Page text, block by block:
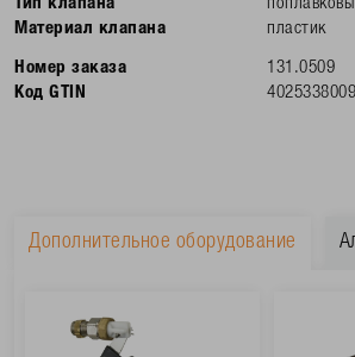
Тип клапана
Материал клапана
пластик
Номер заказа
131.0509
Код GTIN
Дополнительное оборудование